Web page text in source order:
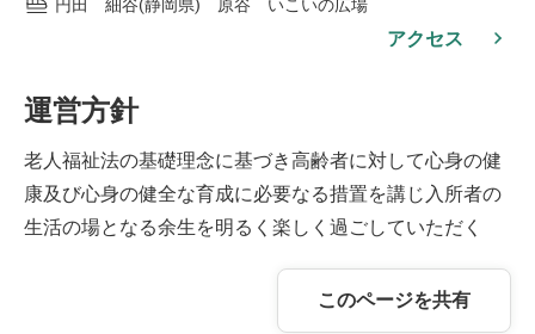
円田 細谷(静岡県) 原谷 いこいの広場
アクセス
運営方針
老人福祉法の基礎理念に基づき高齢者に対して心身の健
康及び心身の健全な育成に必要なる措置を講じ入所者の
生活の場となる余生を明るく楽しく過ごしていただく
このページを共有